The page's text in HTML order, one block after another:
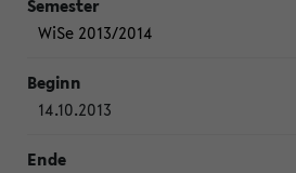
WiSe 2013/2014
14.10.2013